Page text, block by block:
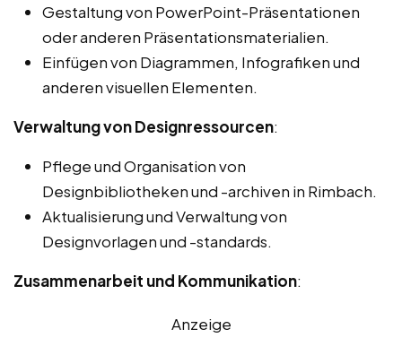
Gestaltung von PowerPoint-Präsentationen
oder anderen Präsentationsmaterialien.
Einfügen von Diagrammen, Infografiken und
anderen visuellen Elementen.
Verwaltung von Designressourcen:
Pflege und Organisation von
Designbibliotheken und -archiven in Rimbach.
Aktualisierung und Verwaltung von
Designvorlagen und -standards.
Zusammenarbeit und Kommunikation:
Anzeige